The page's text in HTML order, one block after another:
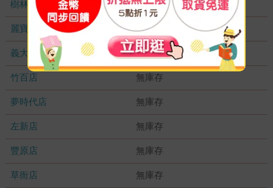
樹林店 無庫存
麗寶店 無庫存
義大店 無庫存
竹百店 無庫存
夢時代店 無庫存
左新店 無庫存
豐原店 無庫存
草衙店 無庫存